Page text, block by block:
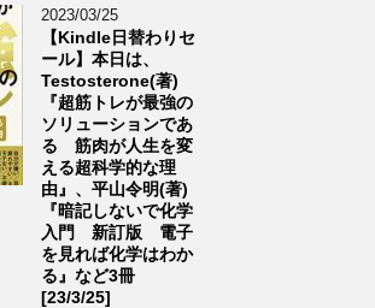
2023/03/25
【Kindle日替わりセ
ール】本日は、
Testosterone(著)
『超筋トレが最強の
ソリューションであ
る 筋肉が人生を変
える超科学的な理
由』、平山令明(著)
『暗記しないで化学
入門 新訂版 電子
を見れば化学はわか
る』など3冊
[23/3/25]